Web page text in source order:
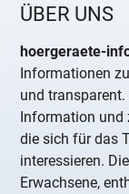
ÜBER UNS
hoergeraete-
Informationen
und
Information und
die sich für das
interessieren.
Erwachsene,